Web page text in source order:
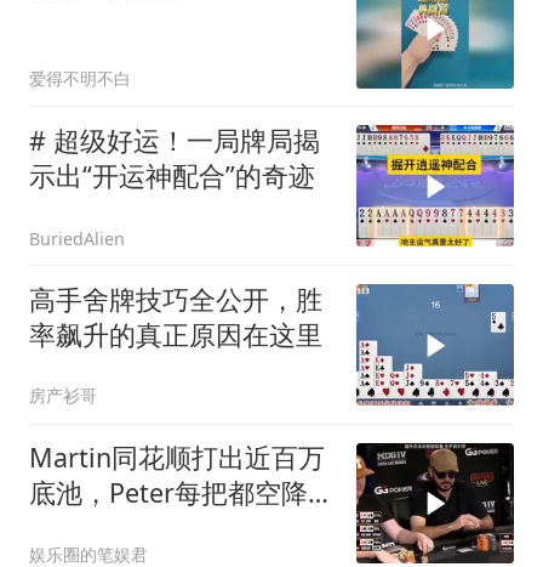
爱得不明不白
# 超级好运！一局牌局揭
示出“开运神配合”的奇迹
BuriedAlien
高手舍牌技巧全公开，胜
率飙升的真正原因在这里
房产衫哥
Martin同花顺打出近百万
底池，Peter每把都空降好
娱乐圈的笔娱君